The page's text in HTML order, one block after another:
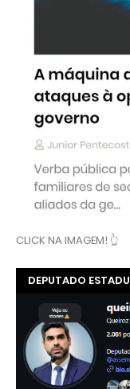
CLICK NA IMAGEM! 👆
DEPUTADO